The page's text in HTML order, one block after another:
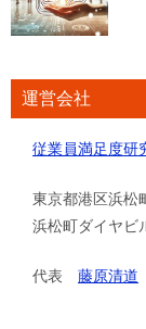
運営会社
従業員満足度研
東京都港区浜松
浜松町ダイヤビ
代表 藤原清道